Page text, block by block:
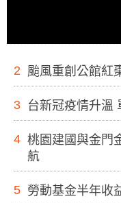
2 颱風重創公館紅
3 台新冠疫情升溫
4 桃園建國與金門
航
5 勞動基金半年